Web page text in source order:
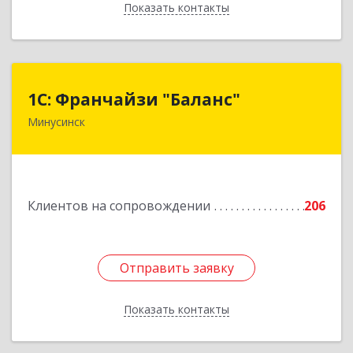
Показать контакты
Назад
1С: Франчайзи "Баланс"
Минусинск
Клиентов на сопровождении 206
Отправить заявку
Показать контакты
1С: Франчайзи "Баланс"
662610, Красноярский край, Минусинск г,
Отправить заявку
Назад